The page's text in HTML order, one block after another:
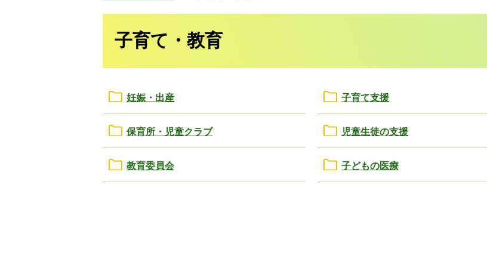
子育て・教育
妊娠・出産 子育て支援
保育所・児童クラブ 児童生徒の支援
教育委員会 子どもの医療